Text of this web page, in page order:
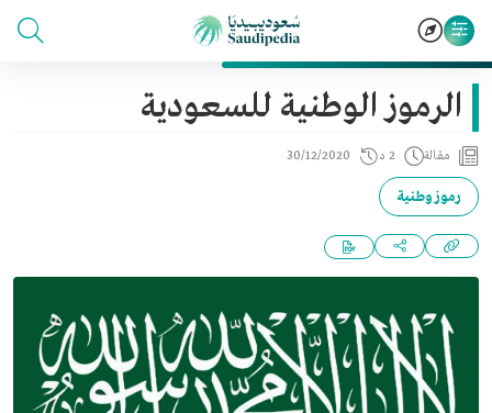
الرموز الوطنية للسعودية
مقالة 2 د 30/12/2020
رموز وطنية